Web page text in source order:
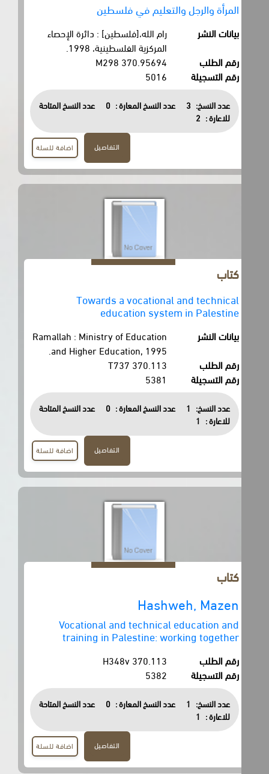
المرأة والرجل والتعليم في فلسطين
بيانات النشر
رام الله،[فلسطين] : دائرة الإحصاء
المركزية الفلسطينية، 1998.
رقم الطلب
370.95694 M298
رقم التسجيلة
5016
عدد النسخ: 3 عدد النسخ المعارة : 0
عدد النسخ المتاحة
للاعارة :
2
اضافة للسلة
Towards a vocational and technical
education system in Palestine
بيانات النشر
Ramallah : Ministry of Education
and Higher Education, 1995.
رقم الطلب
370.113 T737
رقم التسجيلة
5381
عدد النسخ: 1 عدد النسخ المعارة : 0
عدد النسخ المتاحة
للاعارة :
1
اضافة للسلة
Hashweh, Mazen
Vocational and technical education and
training in Palestine: working together
رقم الطلب
370.113 H348v
رقم التسجيلة
5382
عدد النسخ: 1 عدد النسخ المعارة : 0
عدد النسخ المتاحة
للاعارة :
1
اضافة للسلة